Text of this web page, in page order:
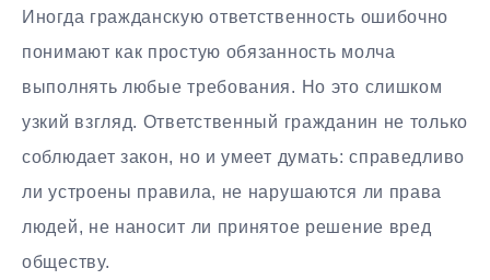
Иногда гражданскую ответственность ошибочно
понимают как простую обязанность молча
выполнять любые требования. Но это слишком
узкий взгляд. Ответственный гражданин не только
соблюдает закон, но и умеет думать: справедливо
ли устроены правила, не нарушаются ли права
людей, не наносит ли принятое решение вред
обществу.